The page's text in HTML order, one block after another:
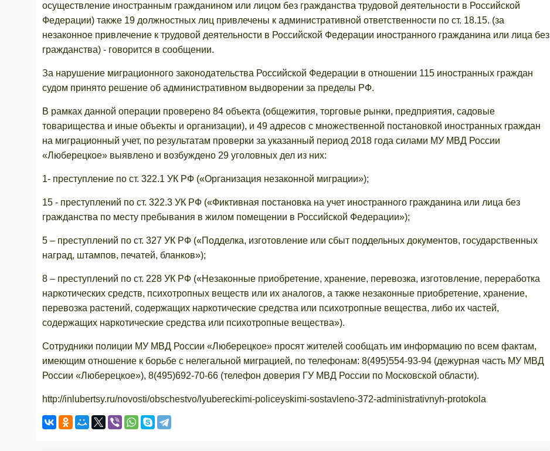
осуществление иностранным гражданином или лицом без гражданства трудовой деятельности в Российской
Федерации) также 19 должностных лиц привлечены к административной ответственности по ст. 18.15. (за
незаконное привлечение к трудовой деятельности в Российской Федерации иностранного гражданина или лица без
гражданства) - говорится в сообщении.
За нарушение миграционного законодательства Российской Федерации в отношении 115 иностранных граждан
судом принято решение об административном выдворении за пределы РФ.
В рамках данной операции проверено 84 объекта (общежития, торговые рынки, предприятия, садовые
товарищества и иные объекты и организации), и 49 адресов с множественной постановкой иностранных граждан
на миграционный учет, по результатам проверки за указанный период 2018 года силами МУ МВД России
«Люберецкое» выявлено и возбуждено 29 уголовных дел из них:
1- преступление по ст. 322.1 УК РФ («Организация незаконной миграции»);
15 - преступлений по ст. 322.3 УК РФ («Фиктивная постановка на учет иностранного гражданина или лица без
гражданства по месту пребывания в жилом помещении в Российской Федерации»);
5 – преступлений по ст. 327 УК РФ («Подделка, изготовление или сбыт поддельных документов, государственных
наград, штампов, печатей, бланков»);
8 – преступлений по ст. 228 УК РФ («Незаконные приобретение, хранение, перевозка, изготовление, переработка
наркотических средств, психотропных веществ или их аналогов, а также незаконные приобретение, хранение,
перевозка растений, содержащих наркотические средства или психотропные вещества, либо их частей,
содержащих наркотические средства или психотропные вещества»).
Сотрудники полиции МУ МВД России «Люберецкое» просят жителей сообщать им информацию по всем фактам,
имеющим отношение к борьбе с нелегальной миграцией, по телефонам: 8(495)554-93-94 (дежурная часть МУ МВД
России «Люберецкое»), 8(495)692-70-66 (телефон доверия ГУ МВД России по Московской области).
http://inlubertsy.ru/novosti/obschestvo/lyubereckimi-policeyskimi-sostavleno-372-administrativnyh-protokola